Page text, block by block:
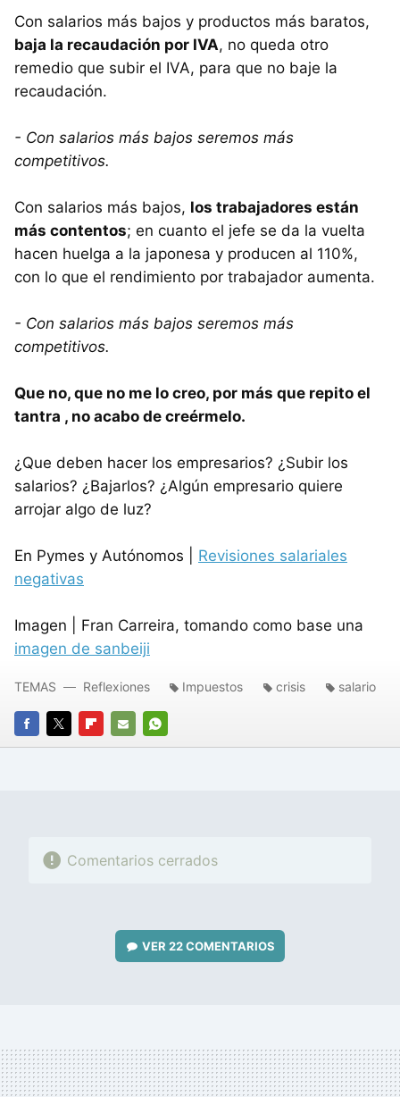
Con salarios más bajos y productos más baratos,
baja la recaudación por IVA, no queda otro
remedio que subir el IVA, para que no baje la
recaudación.
- Con salarios más bajos seremos más
competitivos.
Con salarios más bajos, los trabajadores están
más contentos; en cuanto el jefe se da la vuelta
hacen huelga a la japonesa y producen al 110%,
con lo que el rendimiento por trabajador aumenta.
- Con salarios más bajos seremos más
competitivos.
Que no, que no me lo creo, por más que repito el
tantra , no acabo de creérmelo.
¿Que deben hacer los empresarios? ¿Subir los
salarios? ¿Bajarlos? ¿Algún empresario quiere
arrojar algo de luz?
En Pymes y Autónomos | Revisiones salariales
negativas
Imagen | Fran Carreira, tomando como base una
imagen de sanbeiji
FACEBOOK
TWITTERFLIPBOARD
E-
WHATSAPP
TEMAS Reflexiones Impuestos crisis salario
Comentarios cerrados
VER22 COMENTARIOS